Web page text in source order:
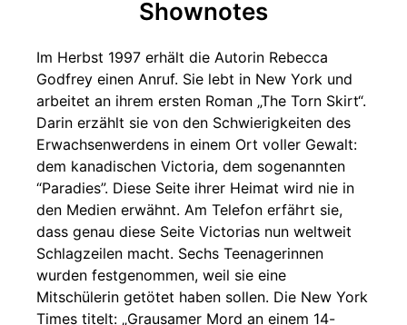
Shownotes
Im Herbst 1997 erhält die Autorin Rebecca
Godfrey einen Anruf. Sie lebt in New York und
arbeitet an ihrem ersten Roman „The Torn Skirt“.
Darin erzählt sie von den Schwierigkeiten des
Erwachsenwerdens in einem Ort voller Gewalt:
dem kanadischen Victoria, dem sogenannten
“Paradies”. Diese Seite ihrer Heimat wird nie in
den Medien erwähnt. Am Telefon erfährt sie,
dass genau diese Seite Victorias nun weltweit
Schlagzeilen macht. Sechs Teenagerinnen
wurden festgenommen, weil sie eine
Mitschülerin getötet haben sollen. Die New York
Times titelt: „Grausamer Mord an einem 14-